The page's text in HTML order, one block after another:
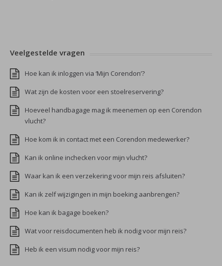
Veelgestelde vragen
Hoe kan ik inloggen via ‘Mijn Corendon’?
Wat zijn de kosten voor een stoelreservering?
Hoeveel handbagage mag ik meenemen op een Corendon
vlucht?
Hoe kom ik in contact met een Corendon medewerker?
Kan ik online inchecken voor mijn vlucht?
Waar kan ik een verzekering voor mijn reis afsluiten?
Kan ik zelf wijzigingen in mijn boeking aanbrengen?
Hoe kan ik bagage boeken?
Wat voor reisdocumenten heb ik nodig voor mijn reis?
Heb ik een visum nodig voor mijn reis?